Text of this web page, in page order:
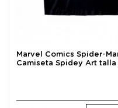
Marvel Comics Spider-
Camiseta Spidey Art talla